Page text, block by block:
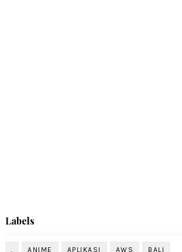
Labels
. ANIME APLIKASI AWS BALI